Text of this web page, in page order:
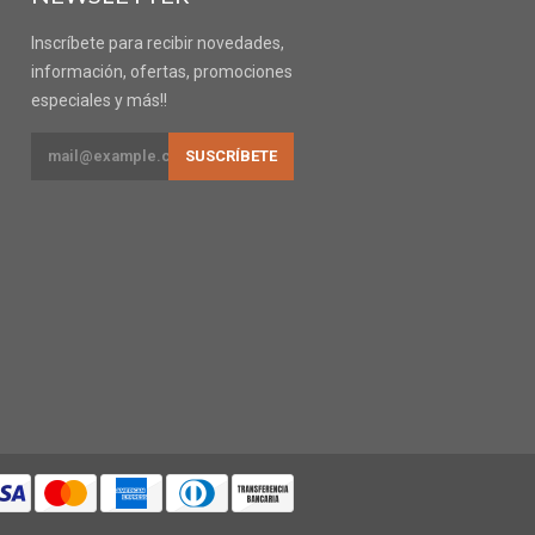
Inscríbete para recibir novedades,
información, ofertas, promociones
especiales y más!!